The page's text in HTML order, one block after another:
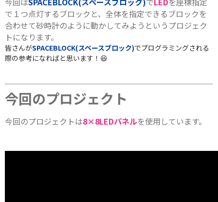
で１つ点灯するブロックと、全体を指定できるブロックを
合わせて砂時計のように動かしてみようというプロジェク
トになります。
皆さんがSPACEBLOCK(スペースブロック)でプログラミングされる
際の参考になればと思います！😆
今回のプロジェクト
今回のプロジェクトは8×8LEDパネルを使用しています。